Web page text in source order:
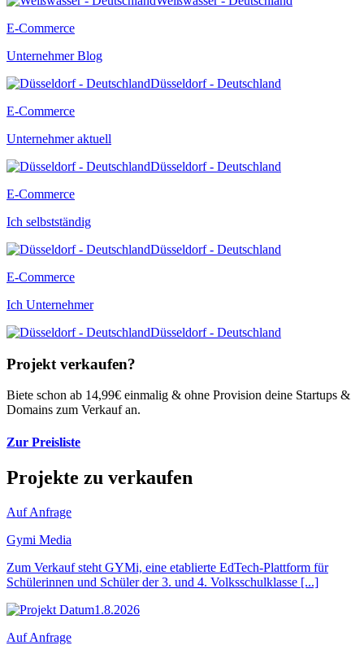
E-Commerce
Unternehmer Blog
Düsseldorf - Deutschland
E-Commerce
Unternehmer aktuell
Düsseldorf - Deutschland
E-Commerce
Ich selbstständig
Düsseldorf - Deutschland
E-Commerce
Ich Unternehmer
Düsseldorf - Deutschland
Projekt verkaufen?
Biete schon ab 14,99€ einmalig & ohne Provision deine Startups &
Domains zum Verkauf an.
Zur Preisliste
Projekte zu verkaufen
Auf Anfrage
Gymi Media
Zum Verkauf steht GYMi, eine etablierte EdTech-Plattform für
Schülerinnen und Schüler der 3. und 4. Volksschulklasse [...]
1.8.2026
Auf Anfrage